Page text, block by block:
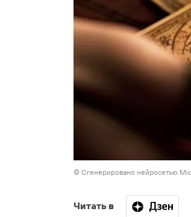
© Сгенерировано нейросетью
Читать в